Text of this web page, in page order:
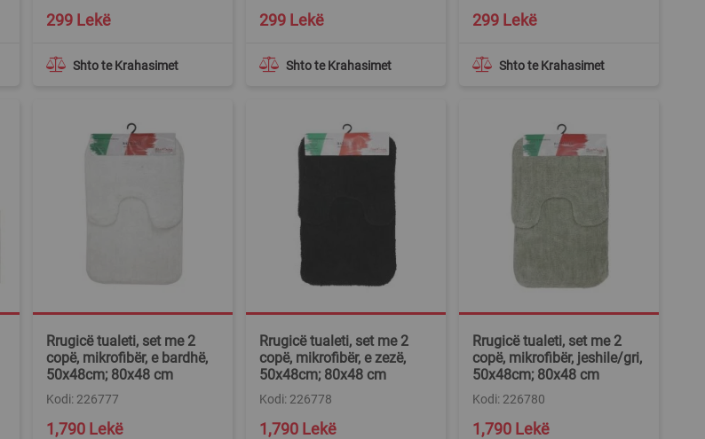
Shto te Krahasimet
299 Lekë
Shto te Krahasimet
299 Lekë
Shto te Krahasimet
299 Lekë
Rrugicë tualeti, set me 2
copë, mikrofibër, e bardhë,
50x48cm; 80x48 cm
Kodi: 226777
1,790 Lekë
Rrugicë tualeti, set me 2
copë, mikrofibër, e zezë,
50x48cm; 80x48 cm
Kodi: 226778
1,790 Lekë
Rrugicë tualeti, set me 2
copë, mikrofibër, jeshile/gri,
50x48cm; 80x48 cm
Kodi: 226780
1,790 Lekë